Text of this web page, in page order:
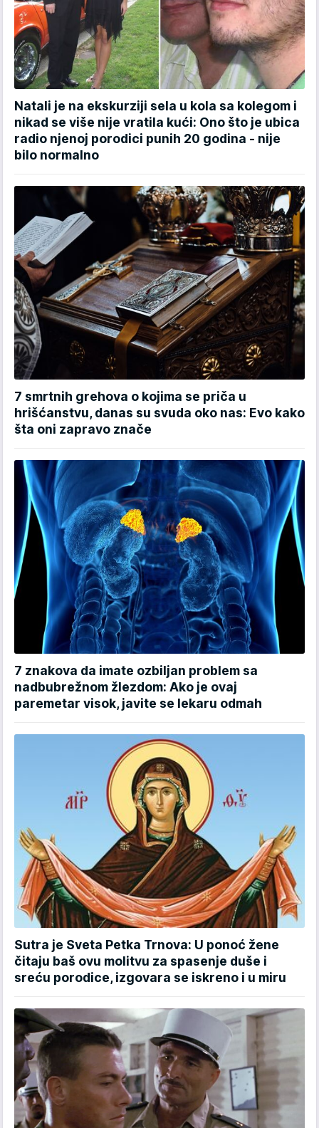
Natali je na ekskurziji sela u kola sa kolegom i
nikad se više nije vratila kući: Ono što je ubica
radio njenoj porodici punih 20 godina - nije
bilo normalno
7 smrtnih grehova o kojima se priča u
hrišćanstvu, danas su svuda oko nas: Evo kako
šta oni zapravo znače
7 znakova da imate ozbiljan problem sa
nadbubrežnom žlezdom: Ako je ovaj
paremetar visok, javite se lekaru odmah
Sutra je Sveta Petka Trnova: U ponoć žene
čitaju baš ovu molitvu za spasenje duše i
sreću porodice, izgovara se iskreno i u miru